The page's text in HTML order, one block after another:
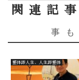
関連記
事
整体即人生、人生即整体